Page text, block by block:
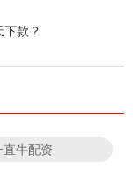
款？
直牛配资